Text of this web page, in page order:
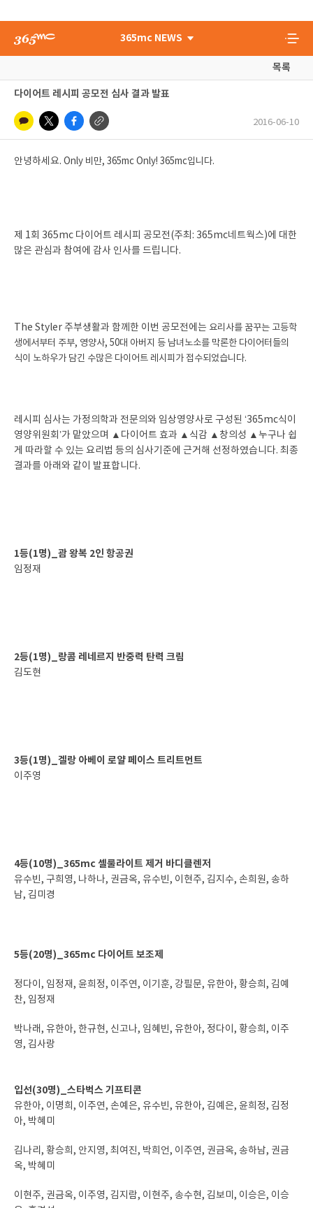
365mc NEWS
목록
다이어트 레시피 공모전 심사 결과 발표
2016-06-10
안녕하세요. Only 비만, 365mc Only! 365mc입니다.
제 1회 365mc 다이어트 레시피 공모전(주최: 365mc네트웍스)에 대한
많은 관심과 참여에 감사 인사를 드립니다.
The Styler 주부생활과 함께한 이번 공모전에는 요리사를 꿈꾸는 고등학
생에서부터 주부, 영양사, 50대 아버지 등 남녀노소를 막론한 다이어터들의
식이 노하우가 담긴 수많은 다이어트 레시피가 접수되었습니다.
레시피 심사는 가정의학과 전문의와 임상영양사로 구성된 ‘365mc식이
영양위원회’가 맡았으며 ▲다이어트 효과 ▲식감 ▲창의성 ▲누구나 쉽
게 따라할 수 있는 요리법 등의 심사기준에 근거해 선정하였습니다. 최종
결과를 아래와 같이 발표합니다.
1등(1명)_괌 왕복 2인 항공권
임정재
2등(1명)_랑콤 레네르지 반중력 탄력 크림
김도현
3등(1명)_겔랑 아베이 로얄 페이스 트리트먼트
이주영
4등(10명)_365mc 셀룰라이트 제거 바디클렌저
유수빈, 구희영, 나하나, 권금옥, 유수빈, 이현주, 김지수, 손희원, 송하
남, 김미경
5등(20명)_365mc 다이어트 보조제
정다이, 임정재, 윤희정, 이주연, 이기훈, 강필문, 유한아, 황승희, 김예
찬, 임정재
박나래, 유한아, 한규현, 신고나, 임혜빈, 유한아, 정다이, 황승희, 이주
영, 김사랑
입선(30명)_스타벅스 기프티콘
유한아, 이명희, 이주연, 손예은, 유수빈, 유한아, 김예은, 윤희정, 김정
아, 박혜미
김나리, 황승희, 안지영, 최여진, 박희언, 이주연, 권금옥, 송하남, 권금
옥, 박혜미
이현주, 권금옥, 이주영, 김지람, 이현주, 송수현, 김보미, 이승은, 이승